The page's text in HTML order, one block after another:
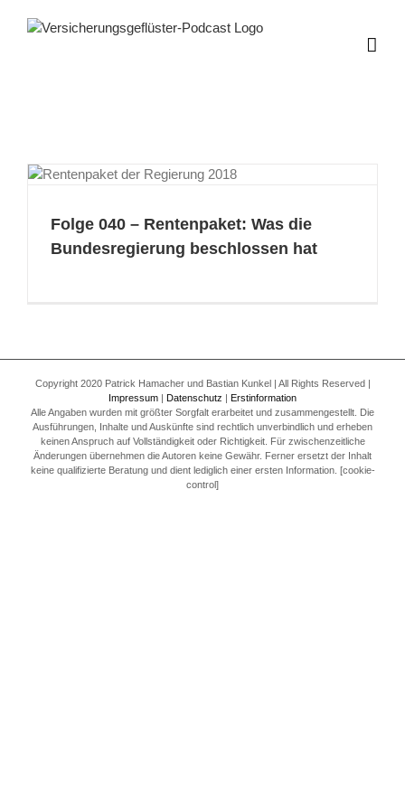
Inhalt
Folge 040 – Rentenpaket: Was die
Bundesregierung beschlossen hat
Copyright 2020 Patrick Hamacher und Bastian Kunkel | All Rights Reserved |
Impressum | Datenschutz | Erstinformation
Alle Angaben wurden mit größter Sorgfalt erarbeitet und zusammengestellt. Die
Ausführungen, Inhalte und Auskünfte sind rechtlich unverbindlich und erheben
keinen Anspruch auf Vollständigkeit oder Richtigkeit. Für zwischenzeitliche
Änderungen übernehmen die Autoren keine Gewähr. Ferner ersetzt der Inhalt
keine qualifizierte Beratung und dient lediglich einer ersten Information. [cookie-
control]